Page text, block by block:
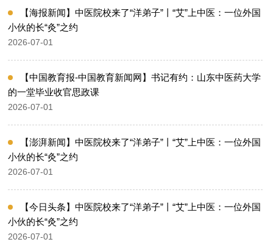
【海报新闻】中医院校来了“洋弟子”丨“艾”上中医：一位外国
小伙的长“灸”之约
2026-07-01
【中国教育报-中国教育新闻网】书记有约：山东中医药大学
的一堂毕业收官思政课
2026-07-01
【澎湃新闻】中医院校来了“洋弟子”丨“艾”上中医：一位外国
小伙的长“灸”之约
2026-07-01
【今日头条】中医院校来了“洋弟子”丨“艾”上中医：一位外国
小伙的长“灸”之约
2026-07-01